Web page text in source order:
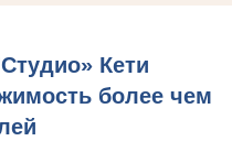
Кети
более чем